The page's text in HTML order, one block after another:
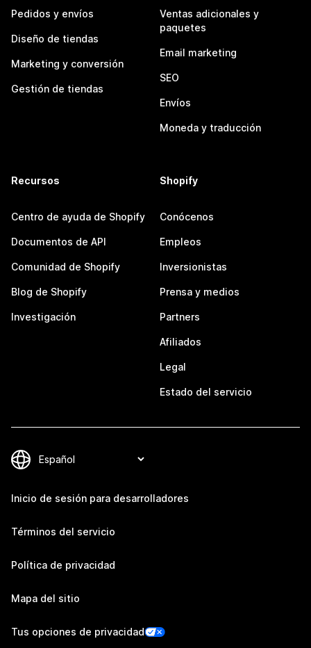
Pedidos y envíos
Diseño de tiendas
Marketing y conversión
Gestión de tiendas
Ventas adicionales y
paquetes
Email marketing
SEO
Envíos
Moneda y traducción
Recursos
Centro de ayuda de Shopify
Documentos de API
Comunidad de Shopify
Blog de Shopify
Investigación
Shopify
Conócenos
Empleos
Inversionistas
Prensa y medios
Partners
Afiliados
Legal
Estado del servicio
Inicio de sesión para desarrolladores
Términos del servicio
Política de privacidad
Mapa del sitio
Tus opciones de privacidad